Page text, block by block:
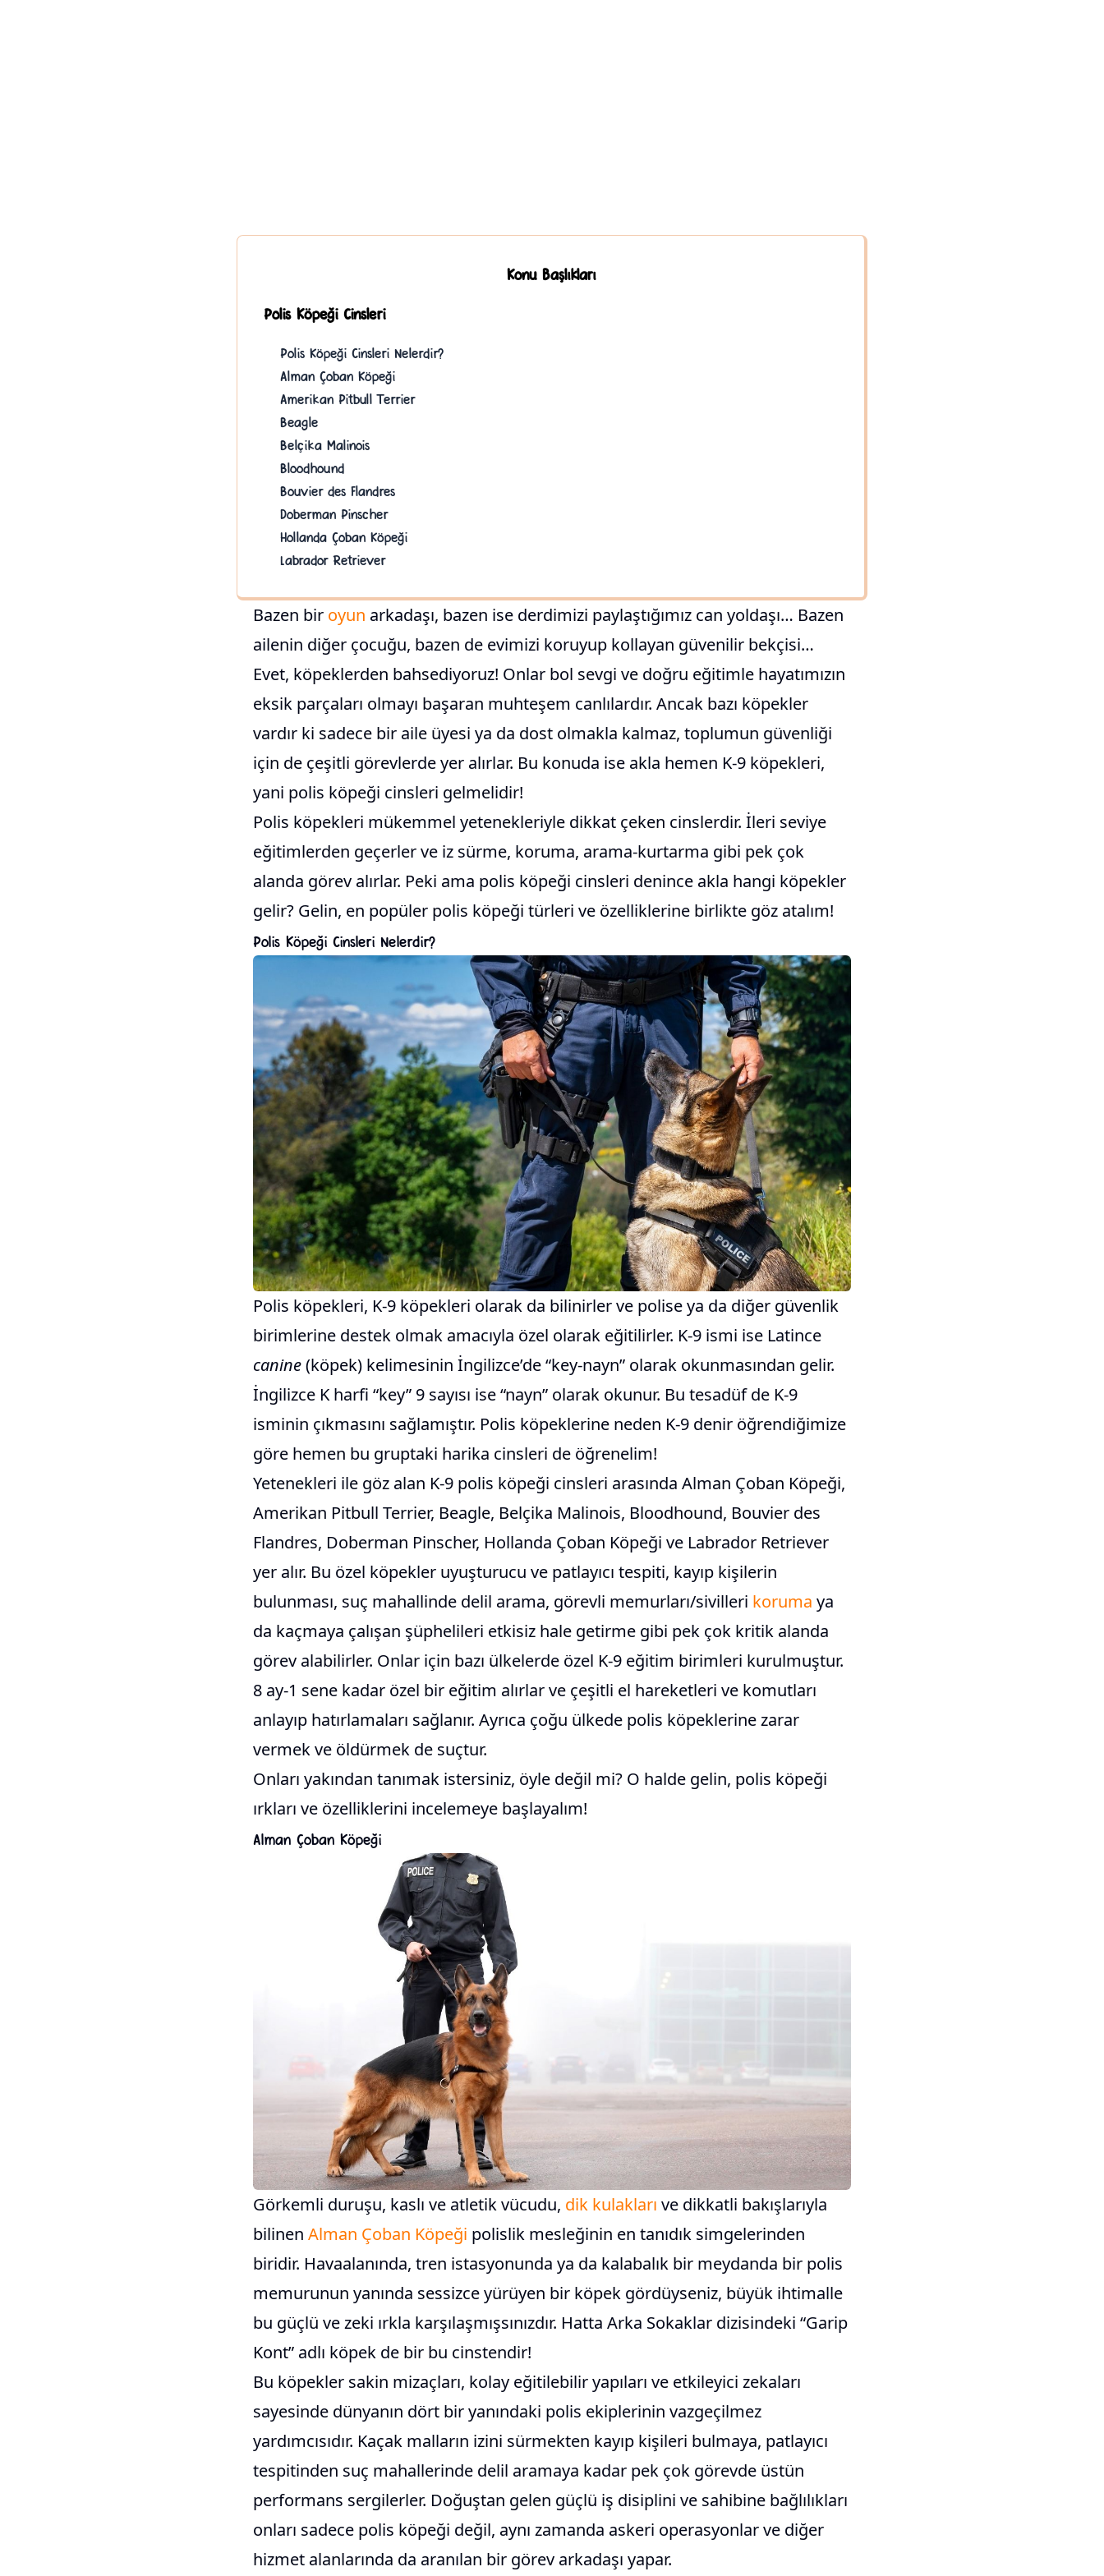
Konu Başlıkları
Polis Köpeği Cinsleri
Polis Köpeği Cinsleri Nelerdir?
Alman Çoban Köpeği
Amerikan Pitbull Terrier
Beagle
Belçika Malinois
Bloodhound
Bouvier des Flandres
Doberman Pinscher
Hollanda Çoban Köpeği
Labrador Retriever
Bazen bir oyun arkadaşı, bazen ise derdimizi paylaştığımız can yoldaşı… Bazen
ailenin diğer çocuğu, bazen de evimizi koruyup kollayan güvenilir bekçisi…
Evet, köpeklerden bahsediyoruz! Onlar bol sevgi ve doğru eğitimle hayatımızın
eksik parçaları olmayı başaran muhteşem canlılardır. Ancak bazı köpekler
vardır ki sadece bir aile üyesi ya da dost olmakla kalmaz, toplumun güvenliği
için de çeşitli görevlerde yer alırlar. Bu konuda ise akla hemen K-9 köpekleri,
yani polis köpeği cinsleri gelmelidir!
Polis köpekleri mükemmel yetenekleriyle dikkat çeken cinslerdir. İleri seviye
eğitimlerden geçerler ve iz sürme, koruma, arama-kurtarma gibi pek çok
alanda görev alırlar. Peki ama polis köpeği cinsleri denince akla hangi köpekler
gelir? Gelin, en popüler polis köpeği türleri ve özelliklerine birlikte göz atalım!
Polis Köpeği Cinsleri Nelerdir?
Polis köpekleri, K-9 köpekleri olarak da bilinirler ve polise ya da diğer güvenlik
birimlerine destek olmak amacıyla özel olarak eğitilirler. K-9 ismi ise Latince
canine(köpek) kelimesinin İngilizce’de “key-nayn” olarak okunmasından gelir.
İngilizce K harfi “key” 9 sayısı ise “nayn” olarak okunur. Bu tesadüf de K-9
isminin çıkmasını sağlamıştır. Polis köpeklerine neden K-9 denir öğrendiğimize
göre hemen bu gruptaki harika cinsleri de öğrenelim!
Yetenekleri ile göz alan K-9 polis köpeği cinsleri arasında Alman Çoban Köpeği,
Amerikan Pitbull Terrier, Beagle, Belçika Malinois, Bloodhound, Bouvier des
Flandres, Doberman Pinscher, Hollanda Çoban Köpeği ve Labrador Retriever
yer alır. Bu özel köpekler uyuşturucu ve patlayıcı tespiti, kayıp kişilerin
bulunması, suç mahallinde delil arama, görevli memurları/sivilleri koruma ya
da kaçmaya çalışan şüphelileri etkisiz hale getirme gibi pek çok kritik alanda
görev alabilirler. Onlar için bazı ülkelerde özel K-9 eğitim birimleri kurulmuştur.
8 ay-1 sene kadar özel bir eğitim alırlar ve çeşitli el hareketleri ve komutları
anlayıp hatırlamaları sağlanır. Ayrıca çoğu ülkede polis köpeklerine zarar
vermek ve öldürmek de suçtur.
Onları yakından tanımak istersiniz, öyle değil mi? O halde gelin, polis köpeği
ırkları ve özelliklerini incelemeye başlayalım!
Alman Çoban Köpeği
Görkemli duruşu, kaslı ve atletik vücudu, dik kulakları ve dikkatli bakışlarıyla
bilinen Alman Çoban Köpeği polislik mesleğinin en tanıdık simgelerinden
biridir. Havaalanında, tren istasyonunda ya da kalabalık bir meydanda bir polis
memurunun yanında sessizce yürüyen bir köpek gördüyseniz, büyük ihtimalle
bu güçlü ve zeki ırkla karşılaşmışsınızdır. Hatta Arka Sokaklar dizisindeki “Garip
Kont” adlı köpek de bir bu cinstendir!
Bu köpekler sakin mizaçları, kolay eğitilebilir yapıları ve etkileyici zekaları
sayesinde dünyanın dört bir yanındaki polis ekiplerinin vazgeçilmez
yardımcısıdır. Kaçak malların izini sürmekten kayıp kişileri bulmaya, patlayıcı
tespitinden suç mahallerinde delil aramaya kadar pek çok görevde üstün
performans sergilerler. Doğuştan gelen güçlü iş disiplini ve sahibine bağlılıkları
onları sadece polis köpeği değil, aynı zamanda askeri operasyonlar ve diğer
hizmet alanlarında da aranılan bir görev arkadaşı yapar.